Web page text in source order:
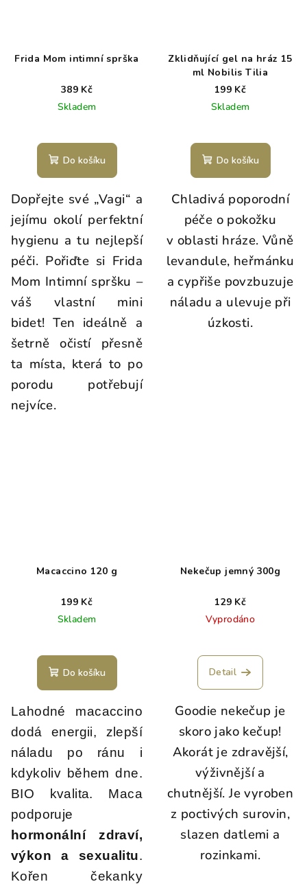
Frida Mom intimní sprška
389 Kč
Skladem
Do košíku
Dopřejte své „Vagi“ a
jejímu okolí perfektní
hygienu a tu nejlepší
péči. Pořiďte si Frida
Mom Intimní spršku –
váš vlastní mini
bidet! Ten ideálně a
šetrně očistí přesně
ta místa, která to po
porodu potřebují
nejvíce.
Zklidňující gel na hráz 15
ml Nobilis Tilia
199 Kč
Skladem
Do košíku
Chladivá poporodní
péče o pokožku
v oblasti hráze. Vůně
levandule, heřmánku
a cypřiše povzbuzuje
náladu a ulevuje při
úzkosti.
Macaccino 120 g
199 Kč
Skladem
Do košíku
Lahodné macaccino
dodá energii, zlepší
náladu po ránu i
kdykoliv během dne.
BIO kvalita. Maca
podporuje
hormonální zdraví,
výkon a sexualitu.
Kořen čekanky
Nekečup jemný 300g
129 Kč
Vyprodáno
Detail
Goodie nekečup je
skoro jako kečup!
Akorát je zdravější,
výživnější a
chutnější. Je vyroben
z poctivých surovin,
slazen datlemi a
rozinkami.